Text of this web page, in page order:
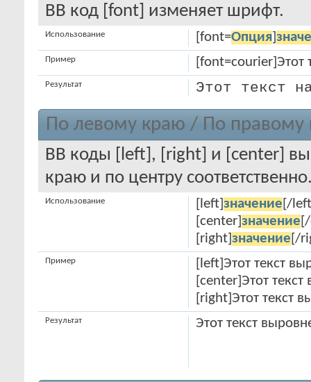
BB код [font] изменяет шрифт.
[font=Опция]
Использование
Пример
Этот текст
Результат
По левому краю / По правому
BB коды [left], [right] и [center]
краю и по центру
[left] значение [/
[center] значение
[right] значение [/
Использование
[left]Этот текст
[center]Этот
[right]Этот текст
Пример
Этот текст
Результат